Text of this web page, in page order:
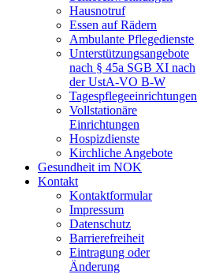
Hausnotruf
Essen auf Rädern
Ambulante Pflegedienste
Unterstützungsangebote
nach § 45a SGB XI nach
der UstA-VO B-W
Tagespflegeeinrichtungen
Vollstationäre
Einrichtungen
Hospizdienste
Kirchliche Angebote
Gesundheit im NOK
Kontakt
Kontaktformular
Impressum
Datenschutz
Barrierefreiheit
Eintragung oder
Änderung